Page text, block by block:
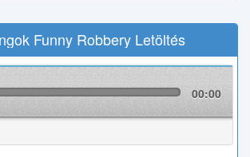
Funny Robbery Letöltés
00:00